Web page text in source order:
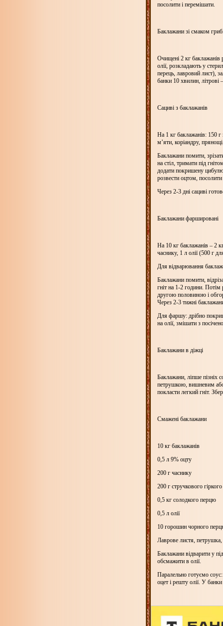
посолити і перемішати.
Баклажани зі смаком
Очищені 2 кг баклажанів
олії, розкладають у
перець, лавровий лист),
банки 10 хвилин, літрові
Сациві з баклажанів
На 1 кг баклажанів: 150 г
м’яти, коріандру,
Баклажани помити,
на стіл, тримати під
додати покришену
розвести оцтом,
Через 2-3 дні сациві
Баклажани фаршировані
На 10 кг баклажанів – 2
часнику, 1 л олії (500 г
Для відварювання
Баклажани помити,
гніт на 1-2 години.
другою половиною і
Через 2-3 тижні
Для фаршу: дрібно
на олії, змішати з
Баклажани в діжці
Баклажани, ліпше пізніх
петрушкою, вишневим
покласти легкий гніт.
Смажені баклажани
10 кг баклажанів
0,5 л 9% оцту
200 г часнику
200 г стручкового
0,5 кг солодкого перцю
0,5 л олії
10 горошин чорного
Лаврове листя, петрушка,
Баклажани відварити у
обсмажити в олії.
Паралельно готуємо
оцет і решту олії. У